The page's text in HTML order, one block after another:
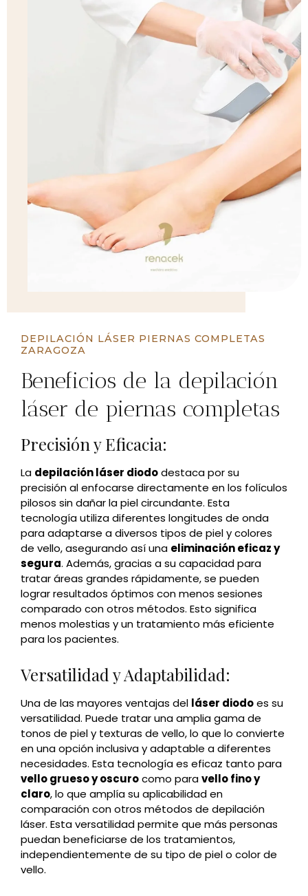
DEPILACIÓN LÁSER PIERNAS COMPLETAS
ZARAGOZA
Beneficios de la depilación
láser de piernas completas
Precisión y Eficacia:
La depilación láser diododestaca por su
precisión al enfocarse directamente en los folículos
pilosos sin dañar la piel circundante. Esta
tecnología utiliza diferentes longitudes de onda
para adaptarse a diversos tipos de piel y colores
de vello, asegurando así una eliminación eficaz y
segura. Además, gracias a su capacidad para
tratar áreas grandes rápidamente, se pueden
lograr resultados óptimos con menos sesiones
comparado con otros métodos. Esto significa
menos molestias y un tratamiento más eficiente
para los pacientes.
Versatilidad y Adaptabilidad:
Una de las mayores ventajas del láser diodoes su
versatilidad. Puede tratar una amplia gama de
tonos de piel y texturas de vello, lo que lo convierte
en una opción inclusiva y adaptable a diferentes
necesidades. Esta tecnología es eficaz tanto para
vello grueso y oscurocomo paravello fino y
claro, lo que amplía su aplicabilidad en
comparación con otros métodos de depilación
láser. Esta versatilidad permite que más personas
puedan beneficiarse de los tratamientos,
independientemente de su tipo de piel o color de
vello.